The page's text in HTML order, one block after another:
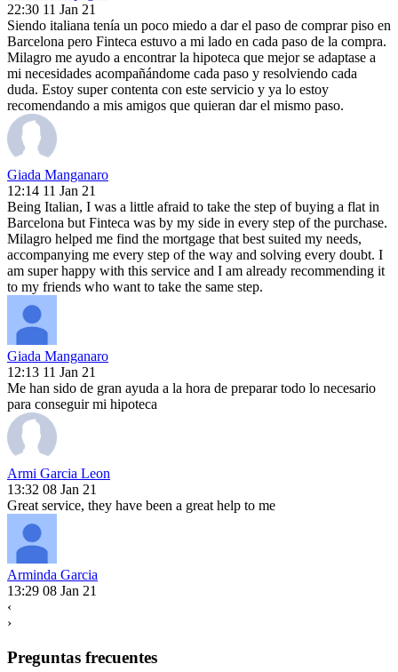
22:30 11 Jan 21
Siendo italiana tenía un poco miedo a dar el paso de comprar piso en
Barcelona pero Finteca estuvo a mi lado en cada paso de la compra.
Milagro me ayudo a encontrar la hipoteca que mejor se adaptase a
mi necesidades acompañándome cada paso y resolviendo cada
duda. Estoy super contenta con este servicio y ya lo estoy
recomendando a mis amigos que quieran dar el mismo paso.
Giada Manganaro
12:14 11 Jan 21
Being Italian, I was a little afraid to take the step of buying a flat in
Barcelona but Finteca was by my side in every step of the purchase.
Milagro helped me find the mortgage that best suited my needs,
accompanying me every step of the way and solving every doubt. I
am super happy with this service and I am already recommending it
to my friends who want to take the same step.
Giada Manganaro
12:13 11 Jan 21
Me han sido de gran ayuda a la hora de preparar todo lo necesario
para conseguir mi hipoteca
Armi Garcia Leon
13:32 08 Jan 21
Great service, they have been a great help to me
Arminda Garcia
13:29 08 Jan 21
‹
›
Preguntas frecuentes